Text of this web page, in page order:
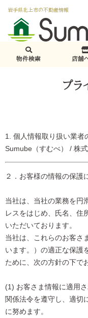
岩手県北上市の不動産情報
物件検索 店舗
プラ
1. 個人情報取り扱い業者
Sumube（すむべ） / 株
２．お客様の情報の保護
当社は、当社の業務を円
レスをはじめ、氏名、住
いただいております。
当社は、これらのお客さ
います。）の適正な保護
ために、次の方針の下で
(1) お客さま情報に適用
関係法令を遵守し、適切
に努めます。